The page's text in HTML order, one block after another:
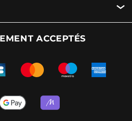
ACCEPTÉS